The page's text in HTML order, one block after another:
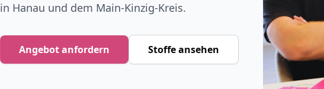
in Hanau und dem Main-Kinzig-Kreis.
Angebot anfordern Stoffe ansehen